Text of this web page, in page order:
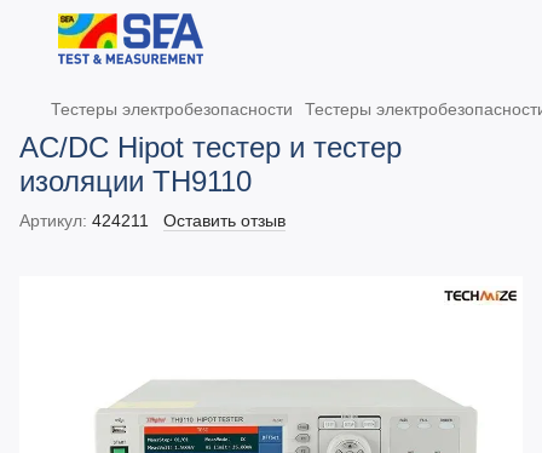
Тестеры электробезопасности Тестеры
AC/DC Hipot тестер и тестер
изоляции TH9110
Артикул: 424211 Оставить отзыв